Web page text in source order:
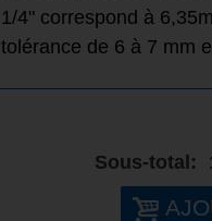
1/4" correspond à
tolérance de 6 à 7 mm
Sous-total: